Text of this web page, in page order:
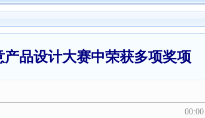
品设计大赛中荣获多项奖项
00:00